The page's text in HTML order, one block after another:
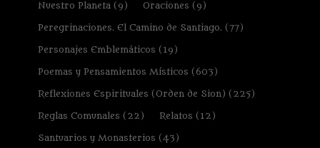
Nuestro Planeta(9) Oraciones (9)
Peregrinaciones. El Camino de Santiago.(77)
Personajes Emblemáticos (19)
Poemas y Pensamientos Místicos (603)
Reflexiones Espirituales (Orden de Sion) (225)
Reglas Comunales (22) Relatos (12)
Santuarios y Monasterios (43)